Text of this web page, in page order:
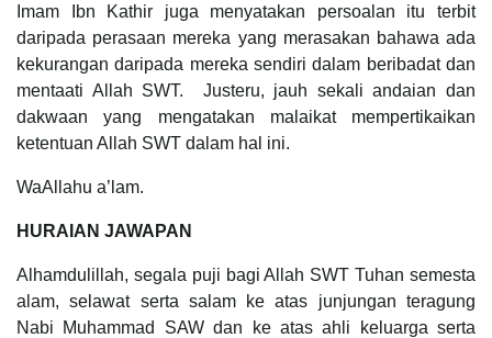
Imam Ibn Kathir juga menyatakan persoalan itu terbit
daripada perasaan mereka yang merasakan bahawa ada
kekurangan daripada mereka sendiri dalam beribadat dan
mentaati Allah SWT. Justeru, jauh sekali andaian dan
dakwaan yang mengatakan malaikat mempertikaikan
ketentuan Allah SWT dalam hal ini.
WaAllahu a’lam.
HURAIAN JAWAPAN
Alhamdulillah, segala puji bagi Allah SWT Tuhan semesta
alam, selawat serta salam ke atas junjungan teragung
Nabi Muhammad SAW dan ke atas ahli keluarga serta